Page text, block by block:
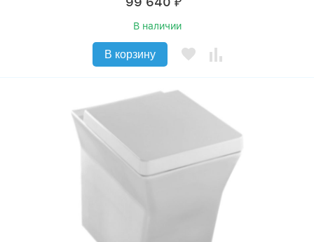
₽
В наличии
В корзину